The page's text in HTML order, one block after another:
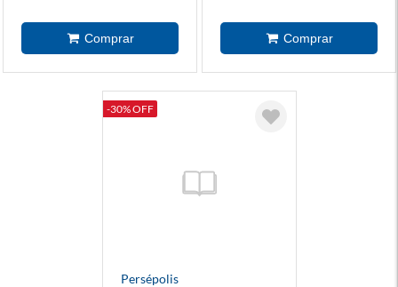
-30% OFF
Persépolis